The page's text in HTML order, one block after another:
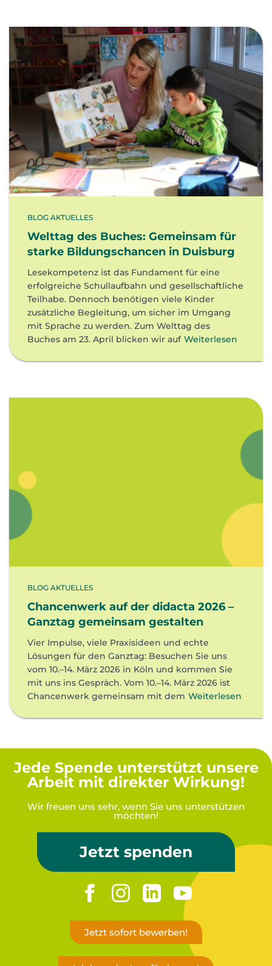
BLOG AKTUELLES
Welttag des Buches: Gemeinsam für
starke Bildungschancen in Duisburg
Lesekompetenz ist das Fundament für eine
erfolgreiche Schullaufbahn und gesellschaftliche
Teilhabe. Dennoch benötigen viele Kinder
zusätzliche Begleitung, um sicher im Umgang
mit Sprache zu werden. Zum Welttag des
Buches am 23. April blicken wir auf Weiterlesen
BLOG AKTUELLES
Chancenwerk auf der didacta 2026 –
Ganztag gemeinsam gestalten
Vier Impulse, viele Praxisideen und echte
Lösungen für den Ganztag: Besuchen Sie uns
vom 10.–14. März 2026 in Köln und kommen Sie
mit uns ins Gespräch. Vom 10.–14. März 2026 ist
Chancenwerk gemeinsam mit dem Weiterlesen
Jede Spende unterstützt unsere
Arbeit mit direkter Wirkung!
Wir freuen uns sehr, wenn Sie uns unterstützen
möchten!
Jetzt spenden
Jetzt sofort bewerben!